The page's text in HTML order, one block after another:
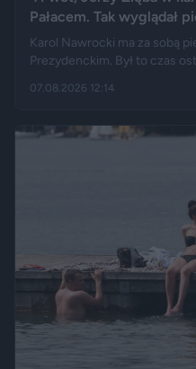
Pałacem. Tak wyglądał
Karola Nawrockiego
Karol Nawrocki ma za sobą
Prezydenckim. Był to czas
brakowało też wydarzeń z
uświetnił występ rapera,
podsumowują m.in. Fakt,
07.08.2026 12:14